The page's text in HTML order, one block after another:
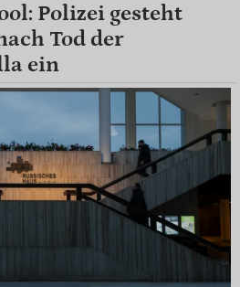
Polizei gesteht
Tod der
ein